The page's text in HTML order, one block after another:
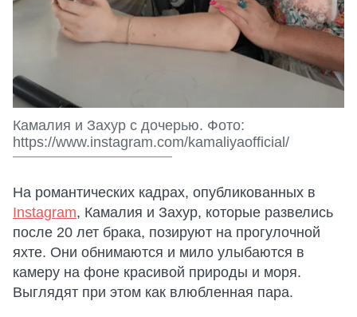
Камалия и Захур с дочерью. Фото:
https://www.instagram.com/kamaliyaofficial/
На романтических кадрах, опубликованных в
Instagram, Камалия и Захур, которые развелись
после 20 лет брака, позируют на прогулочной
яхте. Они обнимаются и мило улыбаются в
камеру на фоне красивой природы и моря.
Выглядят при этом как влюбленная пара.